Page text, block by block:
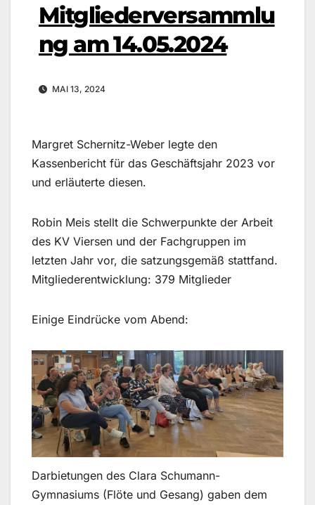
Mitgliederversammlu
ng am 14.05.2024
MAI 13, 2024
Margret Schernitz-Weber legte den
Kassenbericht für das Geschäftsjahr 2023 vor
und erläuterte diesen.
Robin Meis stellt die Schwerpunkte der Arbeit
des KV Viersen und der Fachgruppen im
letzten Jahr vor, die satzungsgemäß stattfand.
Mitgliederentwicklung: 379 Mitglieder
Einige Eindrücke vom Abend:
Darbietungen des Clara Schumann-
Gymnasiums (Flöte und Gesang) gaben dem